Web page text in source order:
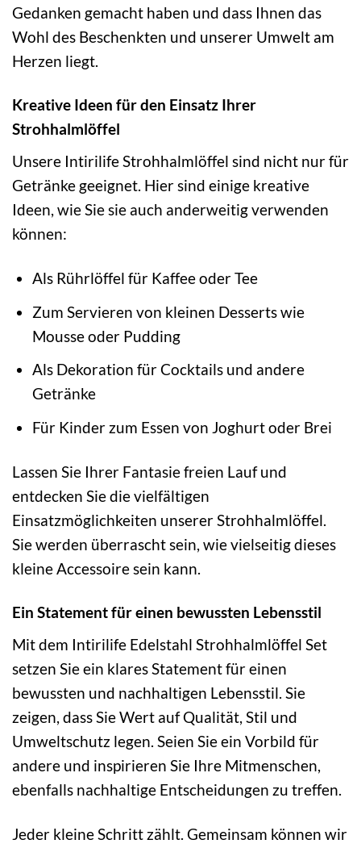
Gedanken gemacht haben und dass Ihnen das
Wohl des Beschenkten und unserer Umwelt am
Herzen liegt.
Kreative Ideen für den Einsatz Ihrer
Strohhalmlöffel
Unsere Intirilife Strohhalmlöffel sind nicht nur für
Getränke geeignet. Hier sind einige kreative
Ideen, wie Sie sie auch anderweitig verwenden
können:
Als Rührlöffel für Kaffee oder Tee
Zum Servieren von kleinen Desserts wie
Mousse oder Pudding
Als Dekoration für Cocktails und andere
Getränke
Für Kinder zum Essen von Joghurt oder Brei
Lassen Sie Ihrer Fantasie freien Lauf und
entdecken Sie die vielfältigen
Einsatzmöglichkeiten unserer Strohhalmlöffel.
Sie werden überrascht sein, wie vielseitig dieses
kleine Accessoire sein kann.
Ein Statement für einen bewussten Lebensstil
Mit dem Intirilife Edelstahl Strohhalmlöffel Set
setzen Sie ein klares Statement für einen
bewussten und nachhaltigen Lebensstil. Sie
zeigen, dass Sie Wert auf Qualität, Stil und
Umweltschutz legen. Seien Sie ein Vorbild für
andere und inspirieren Sie Ihre Mitmenschen,
ebenfalls nachhaltige Entscheidungen zu treffen.
Jeder kleine Schritt zählt. Gemeinsam können wir